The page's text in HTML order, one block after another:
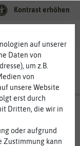
Kontrast erhöhen
auf unserer
Daten von
um z.B.
von
unsere Website
erst durch
Dritten, die wir in
oder aufgrund
Zustimmung kann